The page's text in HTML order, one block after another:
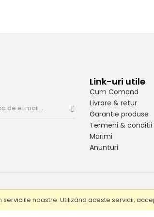
Link-uri utile
Cum Comand
Livrare & retur
Garantie produse
Termeni & conditii
Marimi
Anunturi
©
noastre. Utilizând aceste servicii,